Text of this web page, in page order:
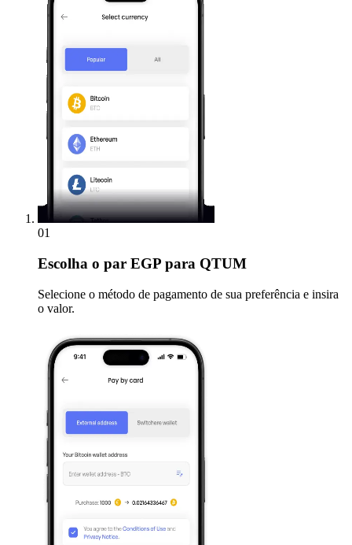
01
Escolha o par EGP para QTUM
Selecione o método de pagamento de sua preferência e insira
o valor.